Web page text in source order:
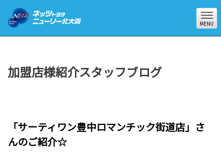
MENU
加盟店様紹介スタッフブログ
「サーティワン豊中ロマンチック街道店」さ
んのご紹介☆